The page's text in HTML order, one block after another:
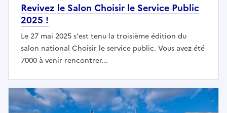
Revivez le Salon Choisir le Service Public
2025 !
Le 27 mai 2025 s'est tenu la troisième édition du
salon national Choisir le service public. Vous avez été
7000 à venir rencontrer...